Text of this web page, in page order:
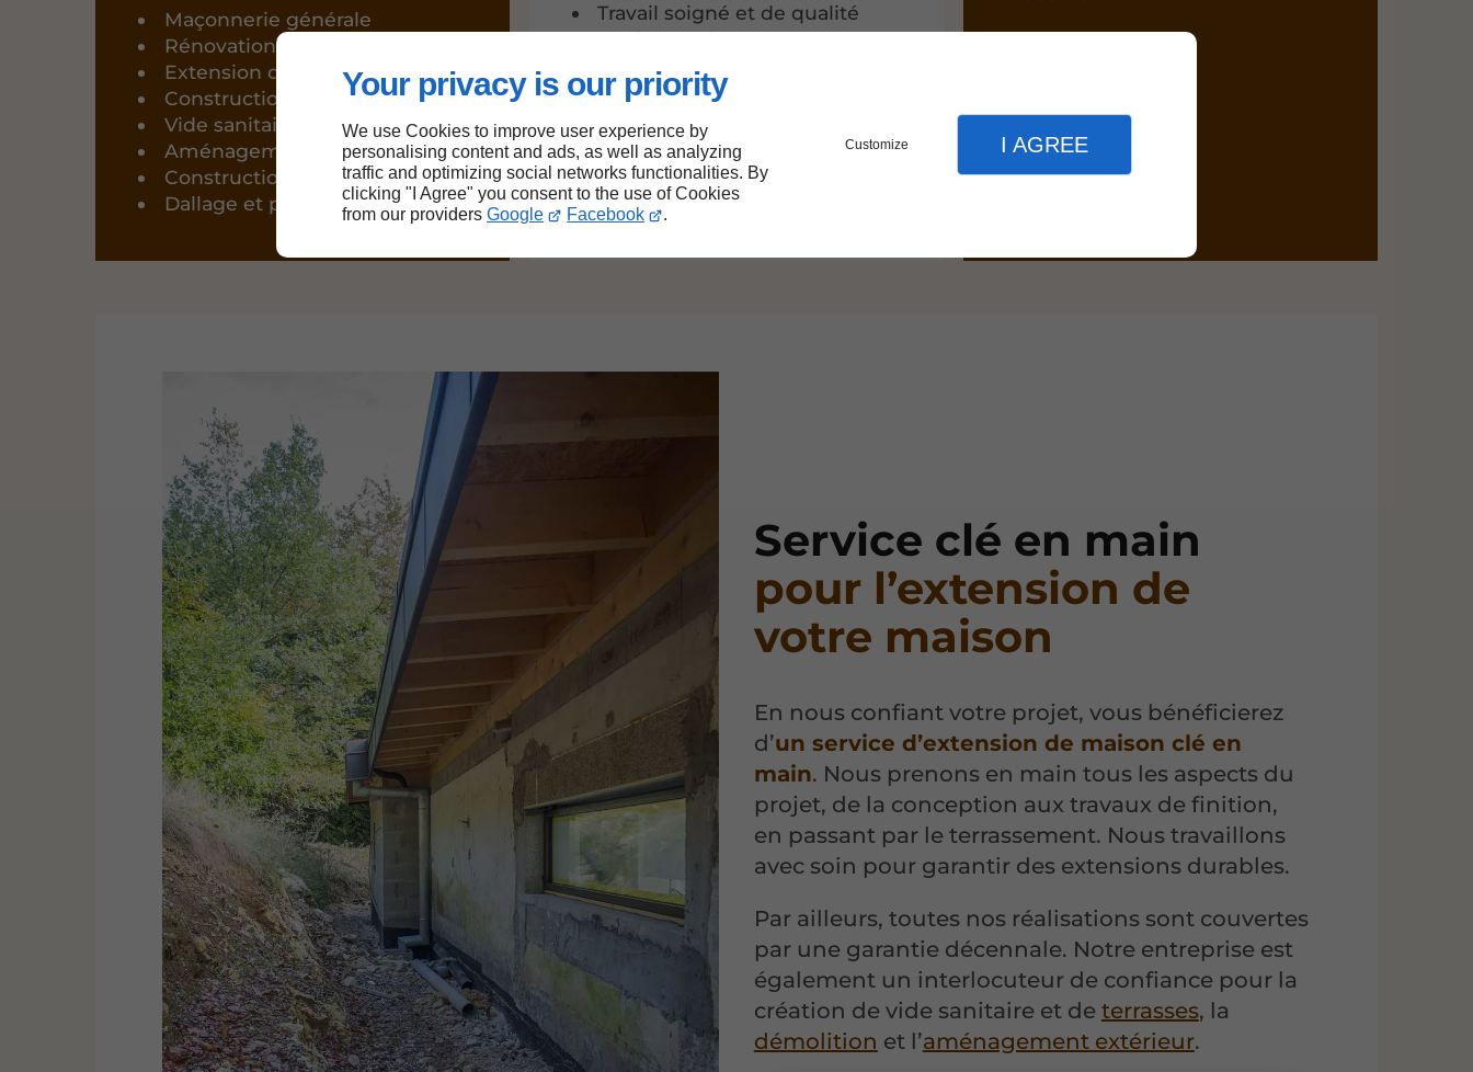
Your privacy is our priority
We use Cookies to improve user experience by
personalising content and ads, as well as analyzing
traffic and optimizing social networks functionalities. By
clicking "I Agree" you consent to the use of Cookies
from our providers Google Facebook .
Customize I AGREE
Maçonnerie générale
Rénovation
Extension de maisons
Construction de garage
Vide sanitaire pour chalet
Aménagement extérieur
Construction de terrasses
Dallage et pavage
Travail soigné et de qualité
Devis gratuit
Réactivité
Service clé en main
pour l’extension de
votre maison
En nous confiant votre projet, vous bénéficierez
d’un service d’extension de maison clé en
main. Nous prenons en main tous les aspects du
projet, de la conception aux travaux de finition,
en passant par le terrassement. Nous travaillons
avec soin pour garantir des extensions durables.
Par ailleurs, toutes nos réalisations sont couvertes
par une garantie décennale. Notre entreprise est
également un interlocuteur de confiance pour la
création de vide sanitaire et de terrasses, la
démolition et l’aménagement extérieur.